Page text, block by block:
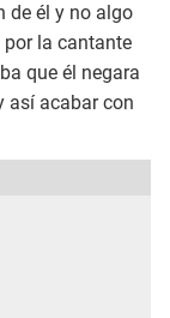
de él y no algo
por la cantante
que él negara
así acabar con